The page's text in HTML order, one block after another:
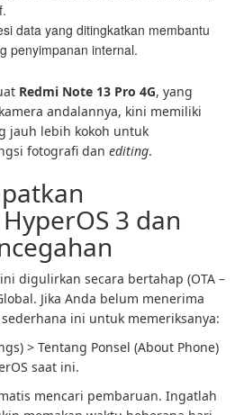
data yang ditingkatkan membantu
penyimpanan internal.
Redmi Note 13 Pro 4G, yang
andalannya, kini memiliki
jauh lebih kokoh untuk
fotografi dan editing.
3 dan
digulirkan secara bertahap (OTA –
Jika Anda belum menerima
ini untuk memeriksanya:
> Tentang Ponsel (About Phone)
saat ini.
mencari pembaruan. Ingatlah